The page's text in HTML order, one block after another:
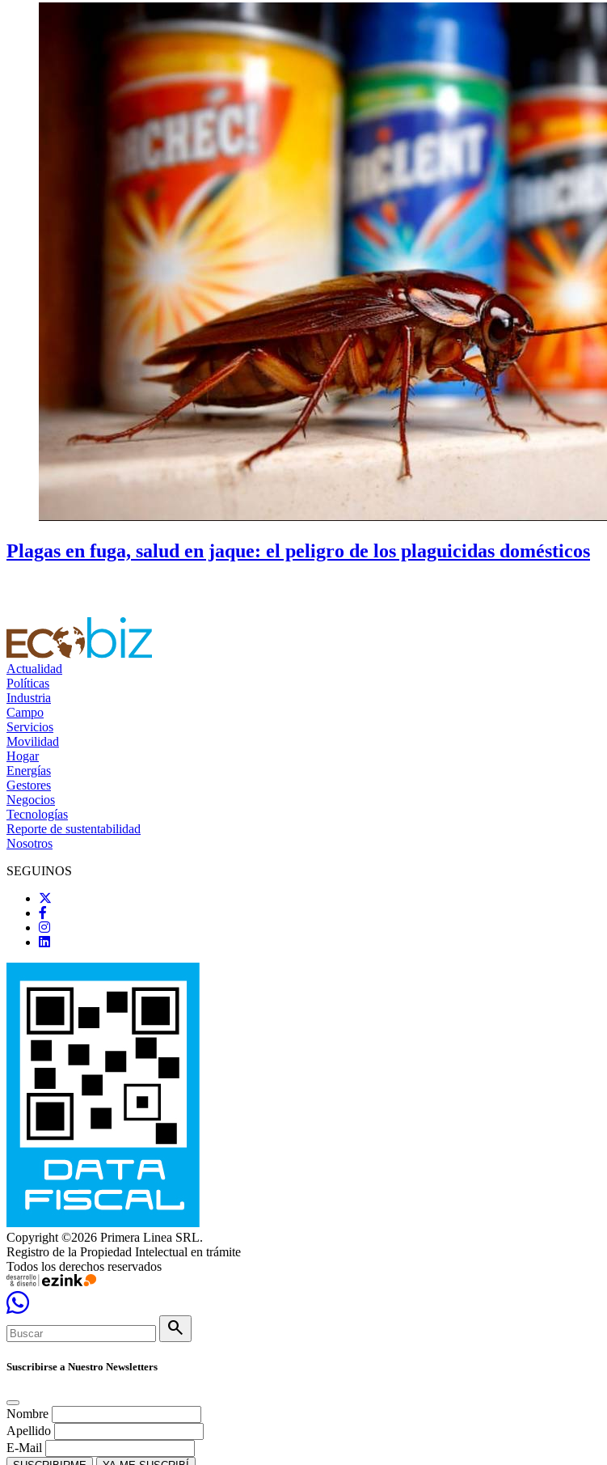
Plagas en fuga, salud en jaque: el peligro de los plaguicidas domésticos
Actualidad
Políticas
Industria
Campo
Servicios
Movilidad
Hogar
Energías
Gestores
Negocios
Tecnologías
Reporte de sustentabilidad
Nosotros
SEGUINOS
Copyright ©2026 Primera Linea SRL.
Registro de la Propiedad Intelectual en trámite
Todos los derechos reservados
search
Suscribirse a Nuestro Newsletters
Nombre
Apellido
E-Mail